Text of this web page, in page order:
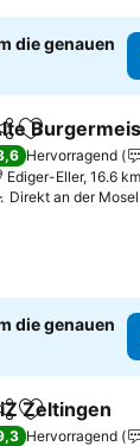
die genauen
Zu
Hervorragend
Ediger-Eller, 16.6
Direkt an der
die genauen
Zu
Zeltingen
Hervorragend